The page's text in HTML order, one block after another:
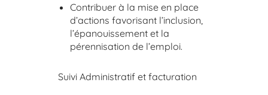
Contribuer à la mise en place
d’actions favorisant l’inclusion,
l’épanouissement et la
pérennisation de l’emploi.
Suivi Administratif et facturation